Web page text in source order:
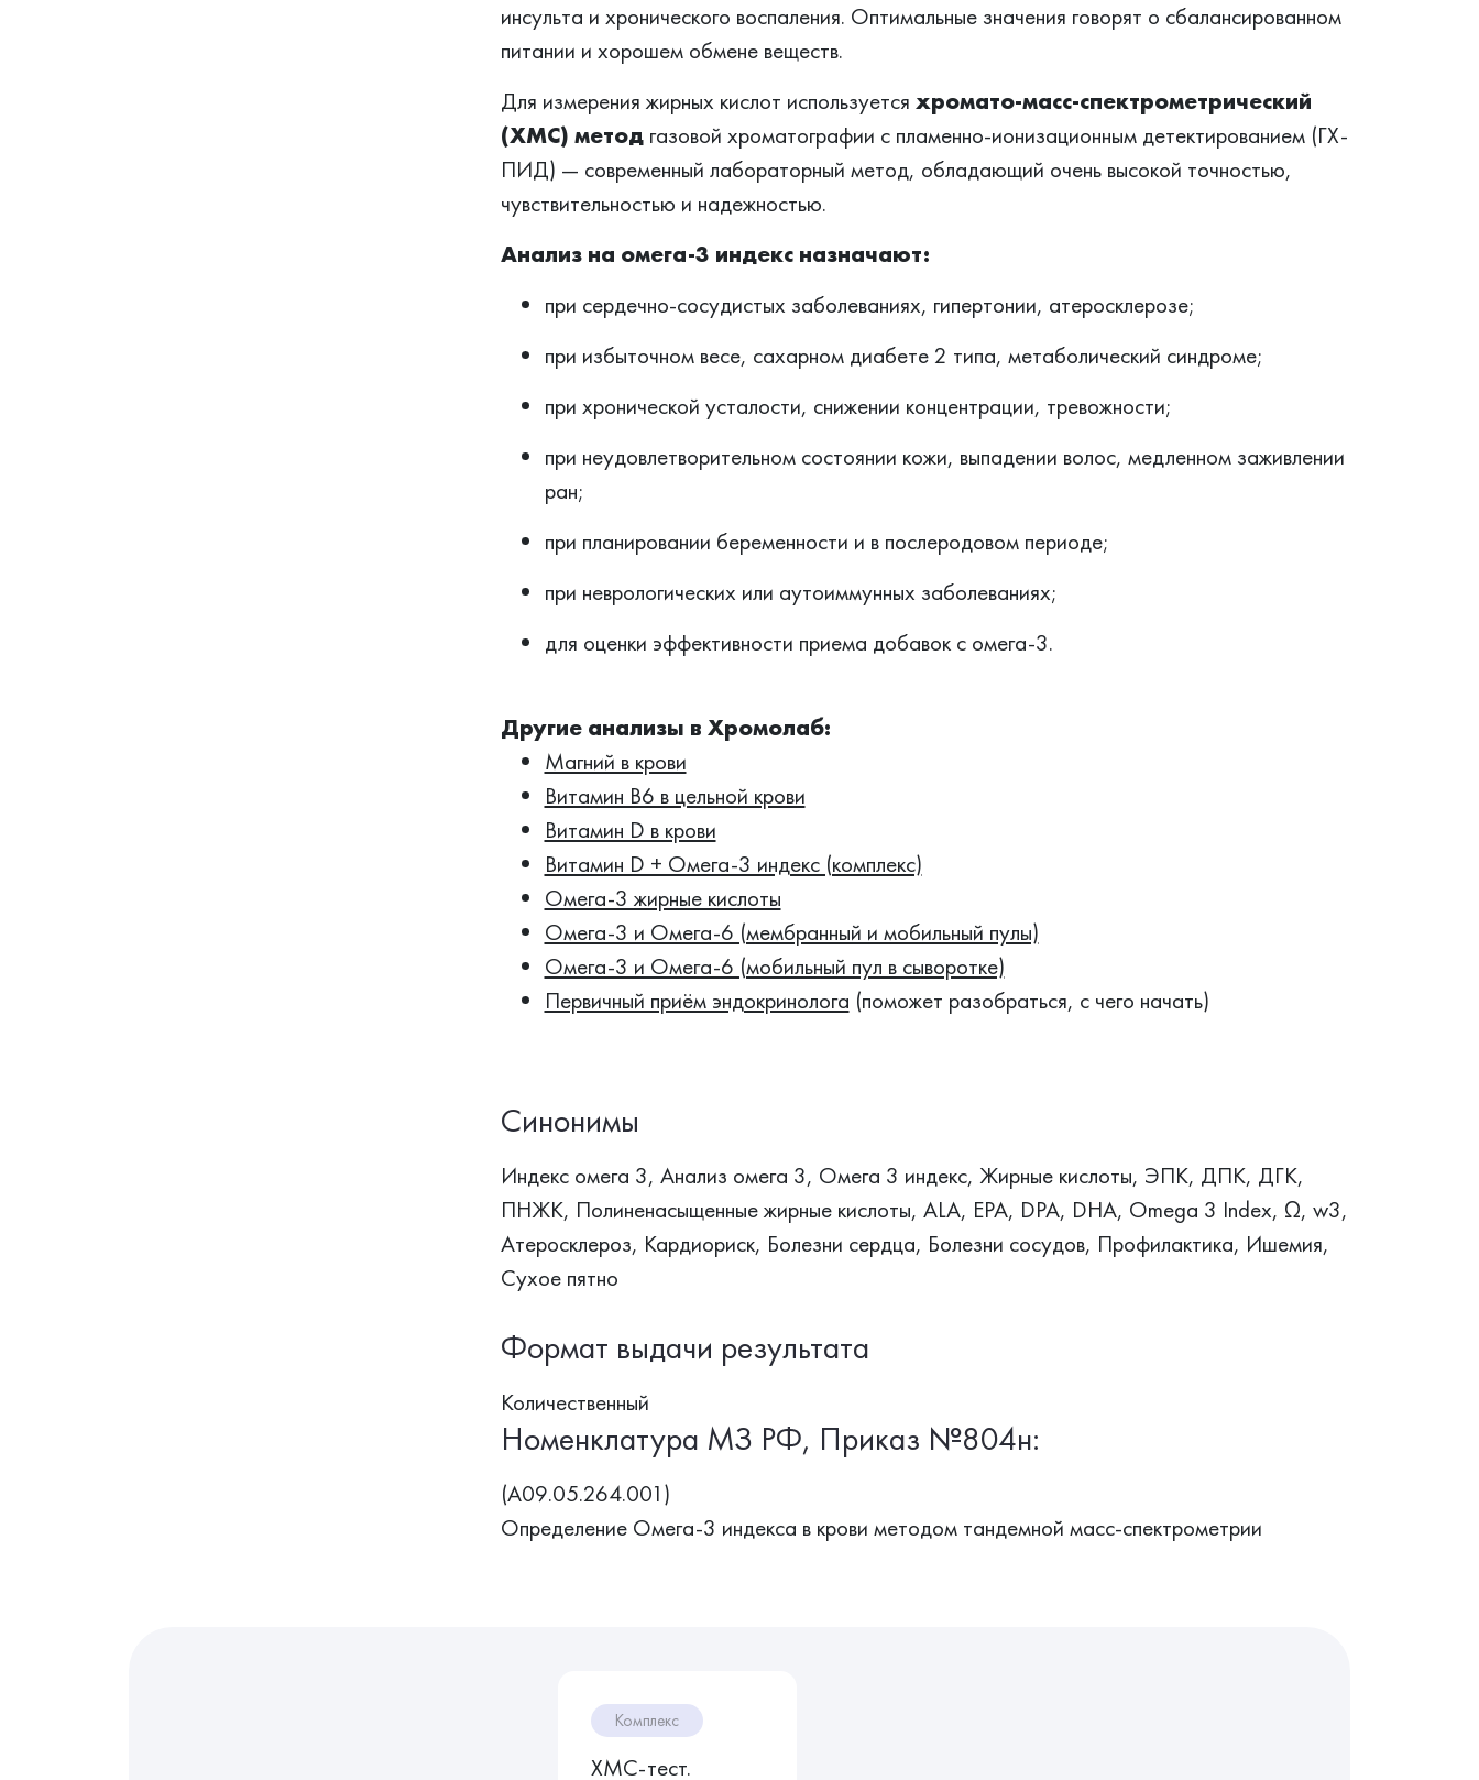
инсульта и хронического воспаления. Оптимальные значения говорят о сбалансированном
питании и хорошем обмене веществ.
Для измерения жирных кислот используется хромато-масс-спектрометрический
(ХМС) методгазовой хроматографии с пламенно-ионизационным детектированием (ГХ-
ПИД) — современный лабораторный метод, обладающий очень высокой точностью,
чувствительностью и надежностью.
Анализ на омега-3 индекс назначают:
при сердечно-сосудистых заболеваниях, гипертонии, атеросклерозе;
при избыточном весе, сахарном диабете 2 типа, метаболический синдроме;
при хронической усталости, снижении концентрации, тревожности;
при неудовлетворительном состоянии кожи, выпадении волос, медленном заживлении
ран;
при планировании беременности и в послеродовом периоде;
при неврологических или аутоиммунных заболеваниях;
для оценки эффективности приема добавок с омега-3.
Другие анализы в Хромолаб:
Магний в крови
Витамин B6 в цельной крови
Витамин D в крови
Витамин D + Омега-3 индекс (комплекс)
Омега-3 жирные кислоты
Омега-3 и Омега-6 (мембранный и мобильный пулы)
Омега-3 и Омега-6 (мобильный пул в сыворотке)
Первичный приём эндокринолога (поможет разобраться, с чего начать)
Синонимы
Индекс омега 3, Анализ омега 3, Омега 3 индекс, Жирные кислоты, ЭПК, ДПК, ДГК,
ПНЖК, Полиненасыщенные жирные кислоты, ALA, EPA, DPA, DHA, Omega 3 Index, Ω, w3,
Атеросклероз, Кардиориск, Болезни сердца, Болезни сосудов, Профилактика, Ишемия,
Сухое пятно
Формат выдачи результата
Количественный
Номенклатура МЗ РФ, Приказ №804н:
(A09.05.264.001)
Определение Омега-3 индекса в крови методом тандемной масс-спектрометрии
Комплекс
ХМС-тест.